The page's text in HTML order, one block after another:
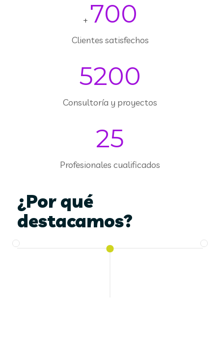
+ 700
Clientes satisfechos
5200
Consultoría y proyectos
25
Profesionales cualificados
¿Por qué
destacamos?